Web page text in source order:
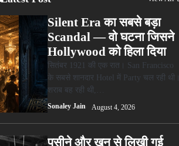
Silent Era का सबसे बड़ा
Scandal — वो घटना जिसने
Hollywood को हिला दिया
सितंबर 1921 की एक रात। San Francisco
के सबसे शानदार Hotel में Party चल रही थी।
शराब बह रही थी,…
Sonaley Jain August 4, 2026
पसीने और खून से लिखी गई